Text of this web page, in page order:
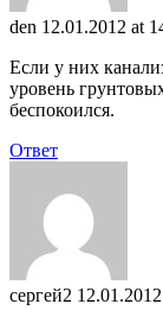
den 12.01.2012 at
Если у них
уровень
беспокоился.
Ответ
сергей2